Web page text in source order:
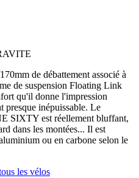
de débattement associé à
de suspension Floating Link
qu'il donne l'impression
presque inépuissable. Le
SIXTY est réellement bluffant,
dans les montées... Il est
ou en carbone selon le
les vélos